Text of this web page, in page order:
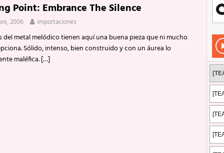
certificados
ENTREVISTAS
2 de mayo de 2026 en Fuengirola
Su ‘aullido’ retumbó ferozmente en Fuengirola.
REPORTAJES
La historia de Nintendo Vol. 2
Point: Embrance The Silence
2006 importaciones
del metal melódico tienen aquí una buena pieza que ni mucho
Sólido, intenso, bien construido y con un áurea lo
maléfica.[…]